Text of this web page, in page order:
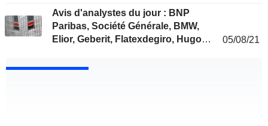
Avis d'analystes du jour : BNP
Paribas, Société Générale, BMW,
Elior, Geberit, Flatexdegiro, Hugo
05/08/21